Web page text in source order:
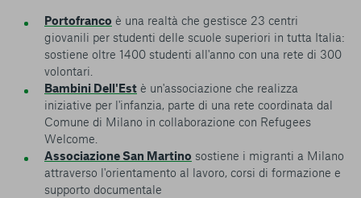
Portofranco è una realtà che gestisce 23 centri
giovanili per studenti delle scuole superiori in tutta Italia:
sostiene oltre 1400 studenti all'anno con una rete di 300
volontari.
Bambini Dell'Est è un'associazione che realizza
iniziative per l'infanzia, parte di una rete coordinata dal
Comune di Milano in collaborazione con Refugees
Welcome.
Associazione San Martino sostiene i migranti a Milano
attraverso l'orientamento al lavoro, corsi di formazione e
supporto documentale